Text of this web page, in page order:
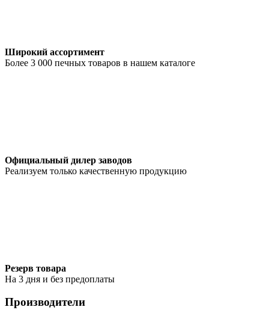
Широкий ассортимент
Более 3 000 печных товаров в нашем каталоге
Официальный дилер заводов
Реализуем только качественную продукцию
Резерв товара
На 3 дня и без предоплаты
Производители